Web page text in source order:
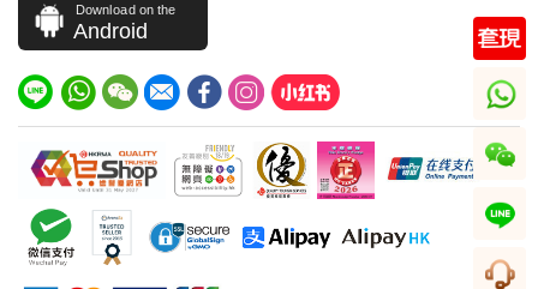
Download on the
Android
whatsapp